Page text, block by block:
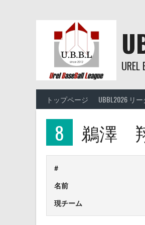
UREL
トップページ UBBL2026 リ
8 鵜澤
#
名前
現チーム